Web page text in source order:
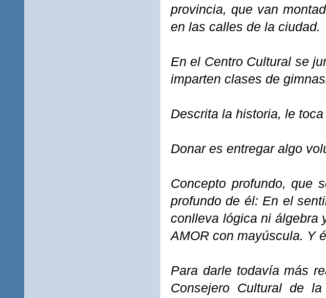
provincia, que van
en las calles de la ciudad.
En el Centro Cultural se
imparten clases de
Descrita la historia, le
Donar es entregar algo
Concepto profundo, que
profundo de él: En el
conlleva lógica ni álgebra
AMOR con mayúscula. Y
Para darle todavía más
Consejero Cultural de